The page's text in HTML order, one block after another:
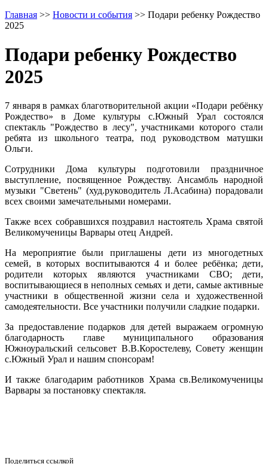
Главная >> Новости и события >> Подари ребенку Рождество
2025
Подари ребенку Рождество
2025
7 января в рамках благотворительной акции «Подари ребёнку
Рождество» в Доме культуры с.Южный Урал состоялся
спектакль "Рождество в лесу", участниками которого стали
ребята из школьного театра, под руководством матушки
Ольги.
Сотрудники Дома культуры подготовили праздничное
выступление, посвященное Рождеству. Ансамбль народной
музыки "Светень" (худ.руководитель Л.Асабина) порадовали
всех своими замечательными номерами.
Также всех собравшихся поздравил настоятель Храма святой
Великомученицы Варвары отец Андрей.
На мероприятие были приглашены дети из многодетных
семей, в которых воспитываются 4 и более ребёнка; дети,
родители которых являются участниками СВО; дети,
воспитывающиеся в неполных семьях и дети, самые активные
участники в общественной жизни села и художественной
самодеятельности. Все участники получили сладкие подарки.
За предоставление подарков для детей выражаем огромную
благодарность главе муниципального образования
Южноуральский сельсовет В.В.Коростелеву, Совету женщин
с.Южный Урал и нашим спонсорам!
И также благодарим работников Храма св.Великомученицы
Варвары за постановку спектакля.
Поделиться ссылкой